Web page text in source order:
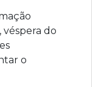
véspera do
o